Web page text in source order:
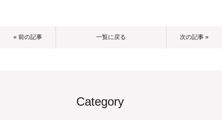
« 前の記事 一覧に戻る 次の記事 »
Category